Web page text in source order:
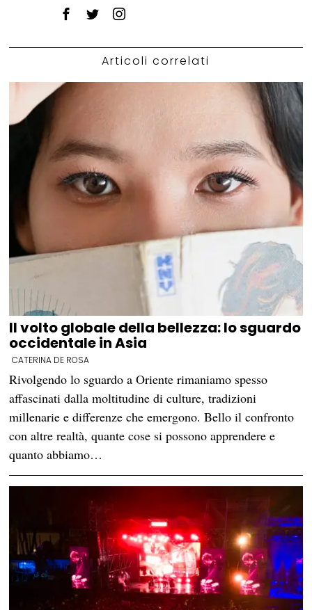
Articoli correlati
Il volto globale della bellezza: lo sguardo
occidentale in Asia
CATERINA DE ROSA
Rivolgendo lo sguardo a Oriente rimaniamo spesso
affascinati dalla moltitudine di culture, tradizioni
millenarie e differenze che emergono. Bello il confronto
con altre realtà, quante cose si possono apprendere e
quanto abbiamo…